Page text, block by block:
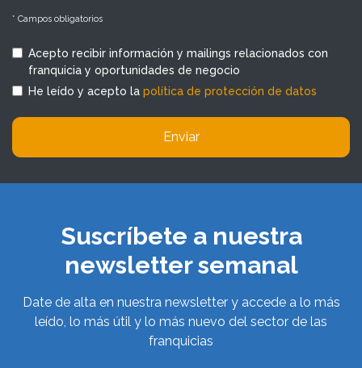
* Campos obligatorios
Acepto recibir información y mailings relacionados con
franquicia y oportunidades de negocio
He leído y acepto la política de protección de datos
Enviar
Suscríbete a nuestra
newsletter semanal
Date de alta en nuestra newsletter y accede a lo más
leído, lo más útil y lo más nuevo del sector de las
franquicias